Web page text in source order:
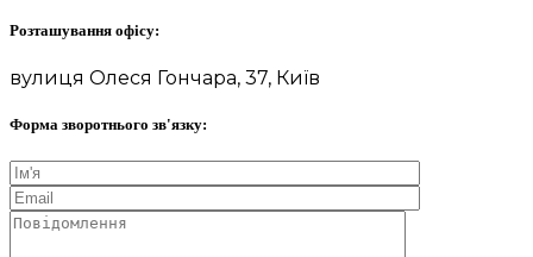
Розташування офісу:
вулиця Олеся Гончара, 37, Київ
Форма зворотнього зв'язку: